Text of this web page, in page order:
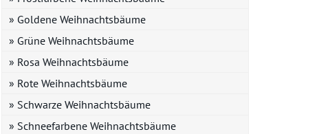
» Goldene Weihnachtsbäume
» Grüne Weihnachtsbäume
» Rosa Weihnachtsbäume
» Rote Weihnachtsbäume
» Schwarze Weihnachtsbäume
» Schneefarbene Weihnachtsbäume